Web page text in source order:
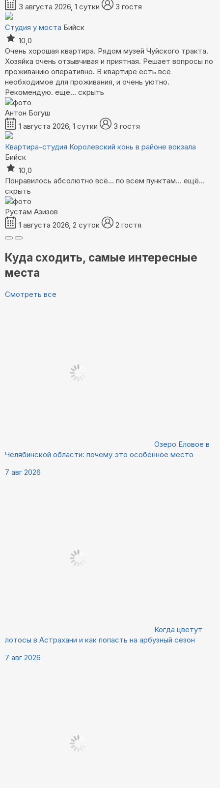
3 августа 2026, 1 сутки
3 гостя
Студия у моста Бийск
10,0
Очень хорошая квартира. Рядом музей Чуйского тракта.
Хозяйка очень отзывчивая и приятная. Решает вопросы по
проживанию оперативно. В квартире есть всё
необходимое для проживания, и очень уютно.
Рекомендую. ещё... скрыть
Антон Богуш
1 августа 2026, 1 сутки
3 гостя
Квартира-студия Королевский конь в районе вокзала
Бийск
10,0
Понравилось абсолютно всё... по всем пунктам... ещё...
скрыть
Рустам Азизов
1 августа 2026, 2 суток
2 гостя
Куда сходить, самые интересные
места
Смотреть все
Озеро Еловое в
Челябинской области: почему это особенное место
7 авг 2026
Когда цветут
лотосы в Астрахани и как попасть на арбузный сезон
7 авг 2026